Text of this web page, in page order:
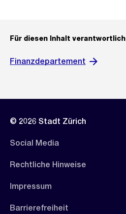
Für diesen Inhalt verantwortlich
Finanzdepartement
© 2026 Stadt Zürich
Social Media
Rechtliche Hinweise
Impressum
Barrierefreiheit